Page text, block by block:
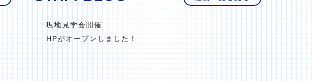
現地見学会開催
HPがオープンしました！